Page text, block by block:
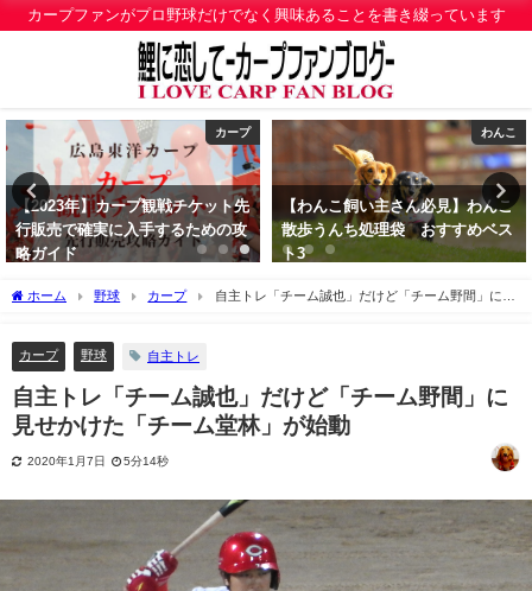
カープファンがプロ野球だけでなく興味あることを書き綴っています
カープ
【2023年】カープ観戦チケット先
行販売で確実に入手するための攻
略ガイド
わんこ
【わんこ飼い主さん必見】わんこ
散歩うんち処理袋 おすすめベス
ト3
ホーム 野球 カープ
自主トレ「チーム誠也」だけど「チーム野間」に見
カープ 野球 自主トレ
自主トレ「チーム誠也」だけど「チーム野間」に
見せかけた「チーム堂林」が始動
2020年1月7日 5分14秒